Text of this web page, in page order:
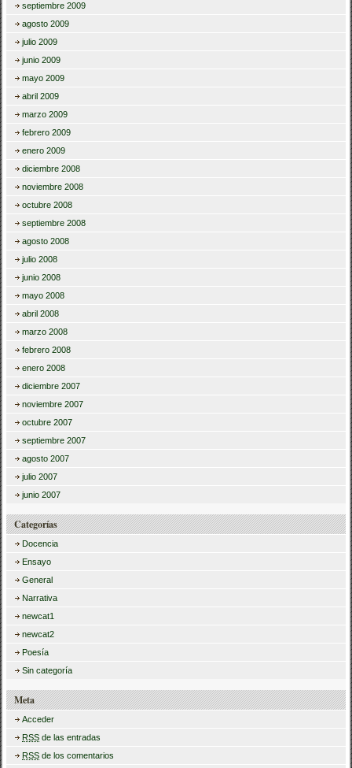
septiembre 2009
agosto 2009
julio 2009
junio 2009
mayo 2009
abril 2009
marzo 2009
febrero 2009
enero 2009
diciembre 2008
noviembre 2008
octubre 2008
septiembre 2008
agosto 2008
julio 2008
junio 2008
mayo 2008
abril 2008
marzo 2008
febrero 2008
enero 2008
diciembre 2007
noviembre 2007
octubre 2007
septiembre 2007
agosto 2007
julio 2007
junio 2007
Categorías
Docencia
Ensayo
General
Narrativa
newcat1
newcat2
Poesía
Sin categoría
Meta
Acceder
RSS de las entradas
RSS de los comentarios